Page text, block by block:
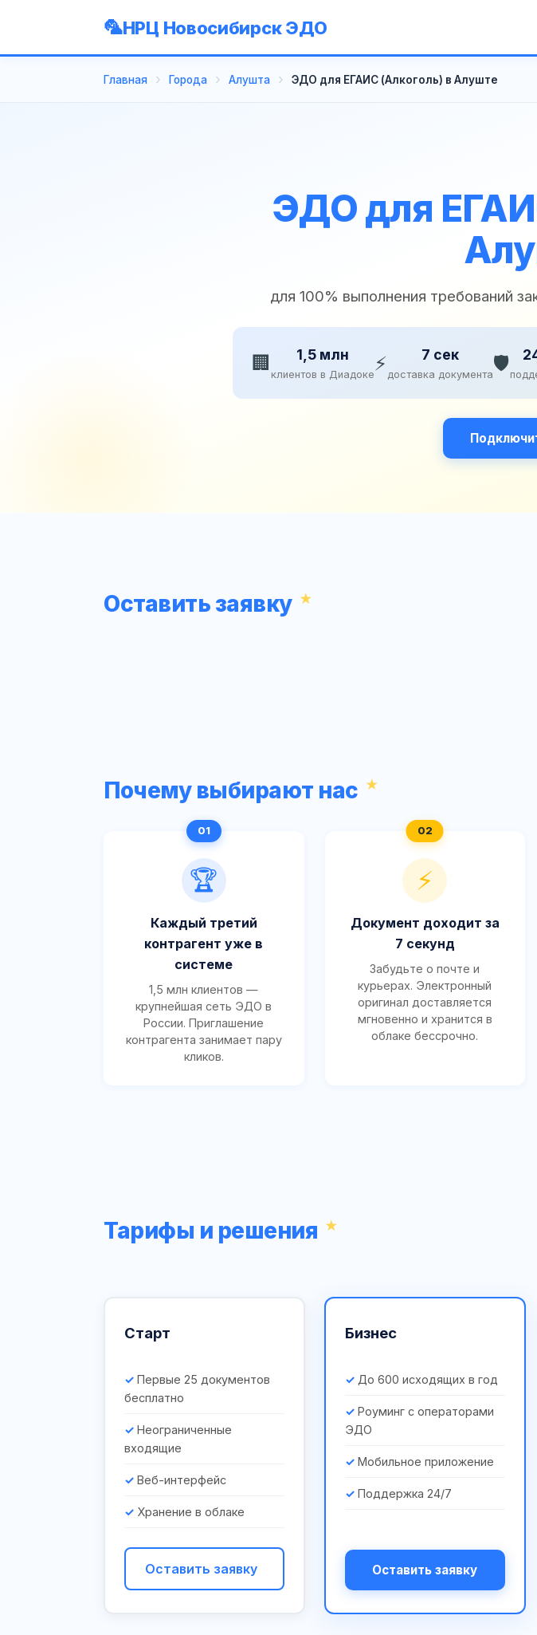
НРЦ Новосибирск ЭДО
Главная Города Алушта ЭДО для ЕГАИС (Алкоголь) в Алуште
ЭДО для
для 100% выполнения требований
🏢 1,5 млн
клиентов в Диадоке ⚡ 7 сек
доставка документа🛡️
Оставить заявку
Почему выбирают нас
🏆
Каждый третий
контрагент уже в
системе
1,5 млн клиентов —
крупнейшая сеть ЭДО в
России. Приглашение
контрагента занимает пару
кликов.
⚡
Документ доходит за
7 секунд
Забудьте о почте и
курьерах. Электронный
оригинал доставляется
мгновенно и хранится в
облаке бессрочно.
Тарифы и решения
Старт
Первые 25 документов
бесплатно
Неограниченные
входящие
Веб-интерфейс
Хранение в облаке
Оставить заявку
Бизнес
До 600 исходящих в год
Роуминг с операторами
ЭДО
Мобильное приложение
Поддержка 24/7
Оставить заявку